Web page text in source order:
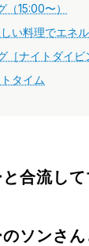
15:00〜）
い料理でエネ
［ナイトダイビ
タイム
合流し
ソンさ